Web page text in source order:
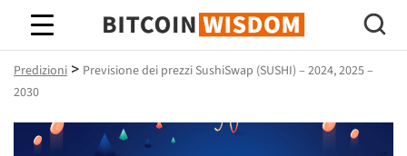
Saggezza Bitcoin
Predizioni > Previsione dei prezzi SushiSwap (SUSHI) – 2024, 2025 –
2030